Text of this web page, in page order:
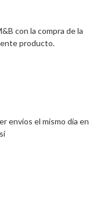
con la compra de la
producto.
envíos el mismo día en